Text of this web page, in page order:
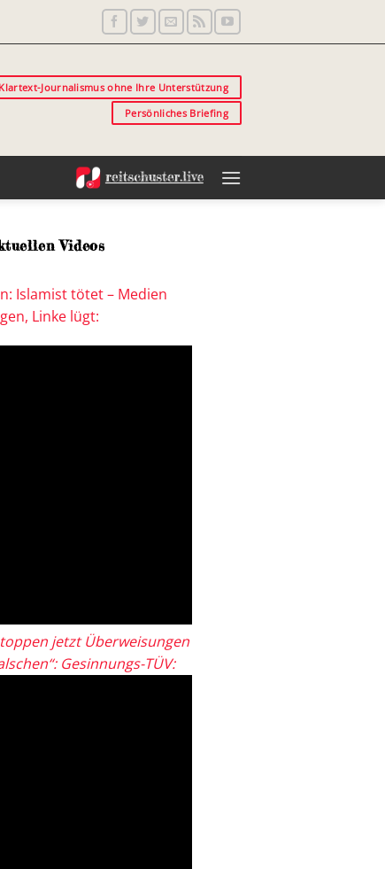
Journalismus ohne Ihre Unterstützung
Persönliches Briefing
Videos
Islamist tötet – Medien
Linke lügt:
jetzt Überweisungen
Gesinnungs-TÜV: